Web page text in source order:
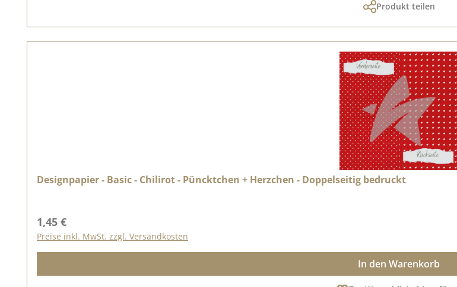
Produkt teilen
Designpapier - Basic - Chilirot - Püncktchen + Herzchen - Doppelseitig bedruckt
Regulärer Preis:
1,45 €
Preise inkl. MwSt. zzgl. Versandkosten
In den Warenkorb